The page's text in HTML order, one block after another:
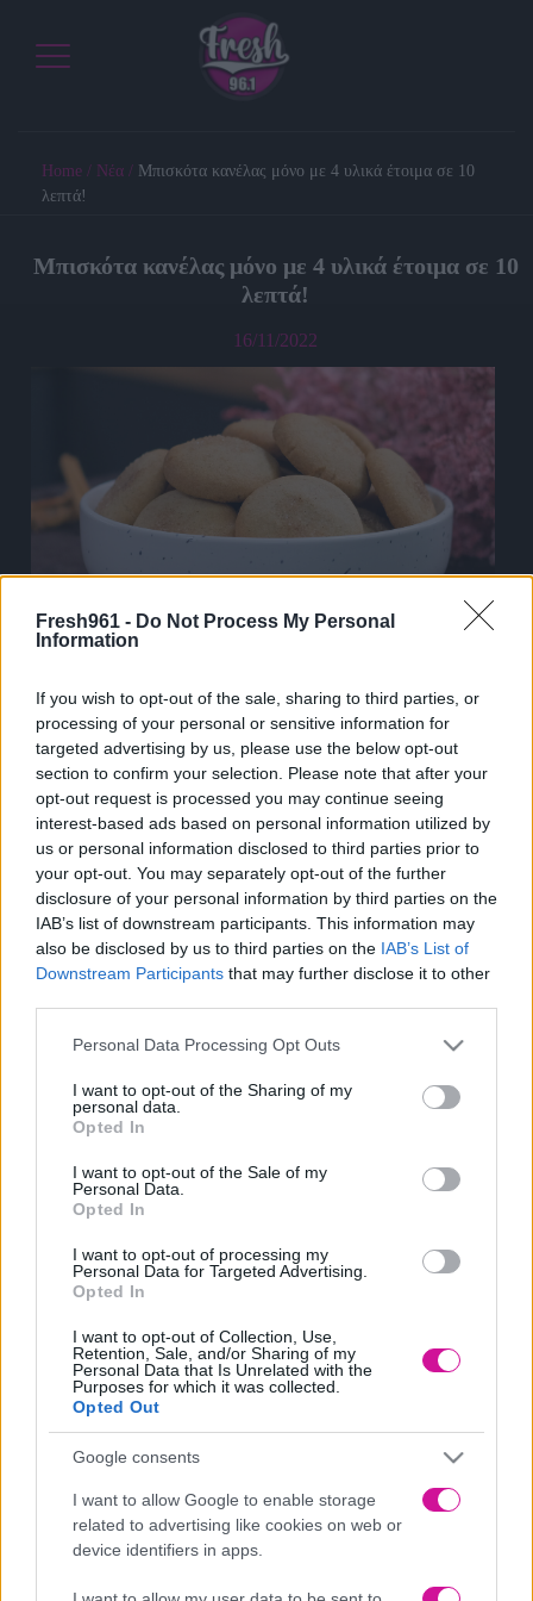
Fresh961 - Do Not Process My Personal
Information
If you wish to opt-out of the sale, sharing to third parties, or
processing of your personal or sensitive information for
targeted advertising by us, please use the below opt-out
section to confirm your selection. Please note that after your
opt-out request is processed you may continue seeing
interest-based ads based on personal information utilized by
us or personal information disclosed to third parties prior to
your opt-out. You may separately opt-out of the further
disclosure of your personal information by third parties on the
IAB’s list of downstream participants. This information may
also be disclosed by us to third parties on the IAB’s List of
Downstream Participants that may further disclose it to other
Please note that this website/app uses one or more Google
not limited to your visit or usage behaviour. You may click to
grant or deny consent to Google and its third-party tags to
use your data for below specified purposes in below Google
consent section.
Personal Data Processing Opt Outs
I want to opt-out of the Sharing of my
personal data.
Opted In
I want to opt-out of the Sale of my
Personal Data.
Opted In
I want to opt-out of processing my
Personal Data for Targeted Advertising.
Opted In
I want to opt-out of Collection, Use,
Retention, Sale, and/or Sharing of my
Personal Data that Is Unrelated with the
Purposes for which it was collected.
Opted Out
Google consents
I want to allow Google to enable storage
related to advertising like cookies on web or
device identifiers in apps.
Home / Νέα / Μπισκότα κανέλας μόνο με 4 υλικά έτοιμα σε 10
λεπτά!
Μπισκότα κανέλας μόνο με 4 υλικά έτοιμα σε 10
λεπτά!
16/11/2022
Τα Υλικά που θα χρειαστείτε :
400 γρ αλεύρι γ.ο.χ
125 γρ ζάχαρη άχνη
250 γρ βούτυρο σε θερμοκρασία δωματίου
2 κτγ κανέλα σκόνη
Προαιρετικά
2 κτσ ζάχαρη + 1/2 κτγ κανέλα σκόνη
Εκτέλεση
Σε ένα μπολ ρίχνουμε το βούτυρο σε θερμοκρασία δωματίου
μαρίζ μέχρι να γίνει πάστα. Προσθέτουμε σταδιακά το αλεύρι
Μετράμε μπαλάκια των 30 γρ. το καθένα και τα πατάμε
ελαφρώς με την παλάμη μας.
Τα βάζουμε σε ένα ταψί με λαδόκολλα και τα πασπαλίζουμε
από πάνω προαιρετικά με ζάχαρη κανέλα. Ψήνουμε σε
Τα πιο νόστιμα και εύκολα μπισκότα κανέλας που έχετε
δοκιμάσει.
Καλή σας επιτυχία!!!